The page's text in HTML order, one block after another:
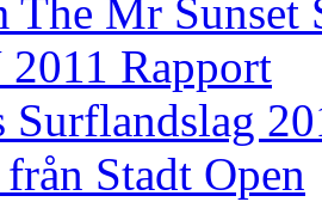
The Mr Sunset
Rapport
Surflandslag
Stadt Open